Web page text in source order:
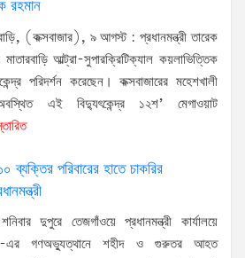
রহমান
(কক্সবাজার), ৯ আগস্ট : প্রধানমন্ত্রী তারেক
মাতারবাড়ি আল্ট্রা-সুপারক্রিটিক্যাল কয়লাভিত্তিক
পরিদর্শন করেছেন। কক্সবাজারের মহেশখালী
এই বিদ্যুৎকেন্দ্র ১২শ’ মেগাওয়াট
পরিবারের হাতে চাকরির
দুপুরে তেজগাঁওয়ে প্রধানমন্ত্রী কার্যালয়ে
এর গণঅভ্যুত্থানে শহীদ ও গুরুতর আহত